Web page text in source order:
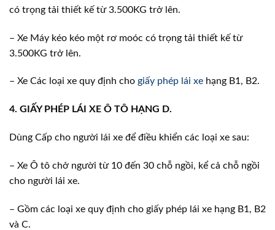
có trọng tải thiết kế từ 3.500KG trở lên.
– Xe Máy kéo kéo một rơ moóc có trọng tải thiết kế từ
3.500KG trở lên.
– Xe Các loại xe quy định cho giấy phép lái xe hạng B1, B2.
4. GIẤY PHÉP LÁI XE Ô TÔ HẠNG D.
Dùng Cấp cho người lái xe để điều khiển các loại xe sau:
– Xe Ô tô chở người từ 10 đến 30 chỗ ngồi, kể cả chỗ ngồi
cho người lái xe.
– Gồm các loại xe quy định cho giấy phép lái xe hạng B1, B2
và C.